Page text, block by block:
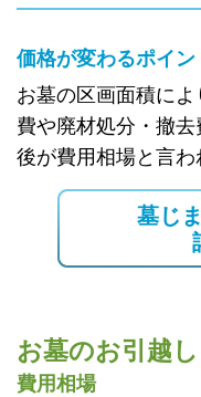
価格が変わるポイン
お墓の区画面積に
費や廃材処分・撤
後が費用相場と言わ
墓じ
お墓のお引越
費用相場